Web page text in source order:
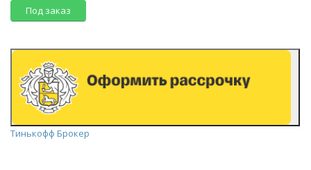
Под заказ
Тинькофф Брокер